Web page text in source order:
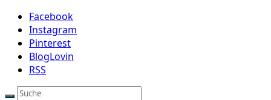
Facebook
Instagram
Pinterest
BlogLovin
RSS